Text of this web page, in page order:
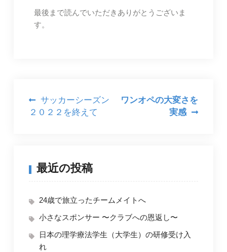
最後まで読んでいただきありがとうございま
す。
投
稿
ゲ
シ
ョ
ン
サッカーシーズン
２０２２を終えて
ワンオペの大変さを
実感
最近の投稿
24歳で旅立ったチームメイトへ
小さなスポンサー 〜クラブへの恩返し〜
日本の理学療法学生（大学生）の研修受け入
れ